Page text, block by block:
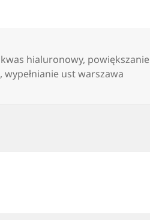
kwas hialuronowy, powiększanie
,wypełnianie ust warszawa